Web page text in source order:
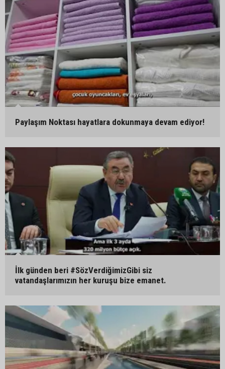
Paylaşım Noktası hayatlara dokunmaya devam ediyor!
İlk günden beri #SözVerdiğimizGibi siz
vatandaşlarımızın her kuruşu bize emanet.